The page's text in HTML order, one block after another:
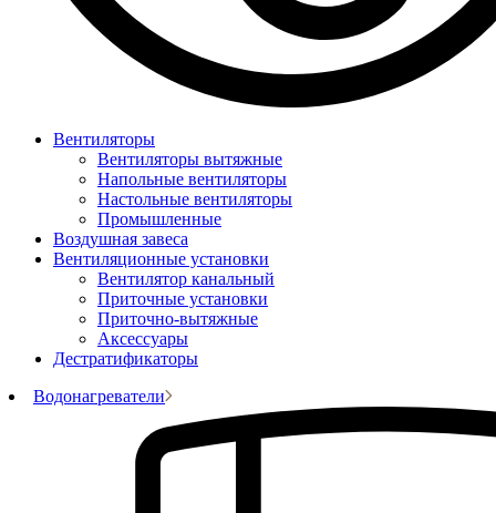
Вентиляторы
Вентиляторы вытяжные
Напольные вентиляторы
Настольные вентиляторы
Промышленные
Воздушная завеса
Вентиляционные установки
Вентилятор канальный
Приточные установки
Приточно-вытяжные
Аксессуары
Дестратификаторы
Водонагреватели